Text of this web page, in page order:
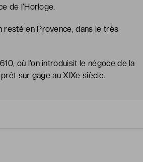
de l’Horloge.
resté en Provence, dans le très
où l’on introduisit le négoce de la
sur gage au XIXe siècle.